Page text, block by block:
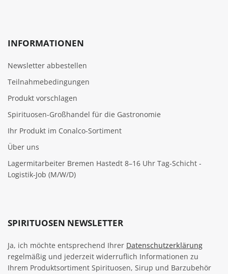
INFORMATIONEN
Newsletter abbestellen
Teilnahmebedingungen
Produkt vorschlagen
Spirituosen-Großhandel für die Gastronomie
Ihr Produkt im Conalco-Sortiment
Über uns
Lagermitarbeiter Bremen Hastedt 8–16 Uhr Tag-Schicht -
Logistik-Job (M/W/D)
SPIRITUOSEN NEWSLETTER
Ja, ich möchte entsprechend Ihrer Datenschutzerklärung
regelmäßig und jederzeit widerruflich Informationen zu
Ihrem Produktsortiment Spirituosen, Sirup und Barzubehör